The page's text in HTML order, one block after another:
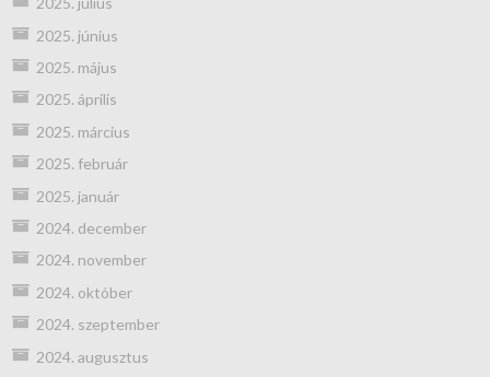
2025. június
2025. május
2025. április
2025. március
2025. február
2025. január
2024. december
2024. november
2024. október
2024. szeptember
2024. augusztus